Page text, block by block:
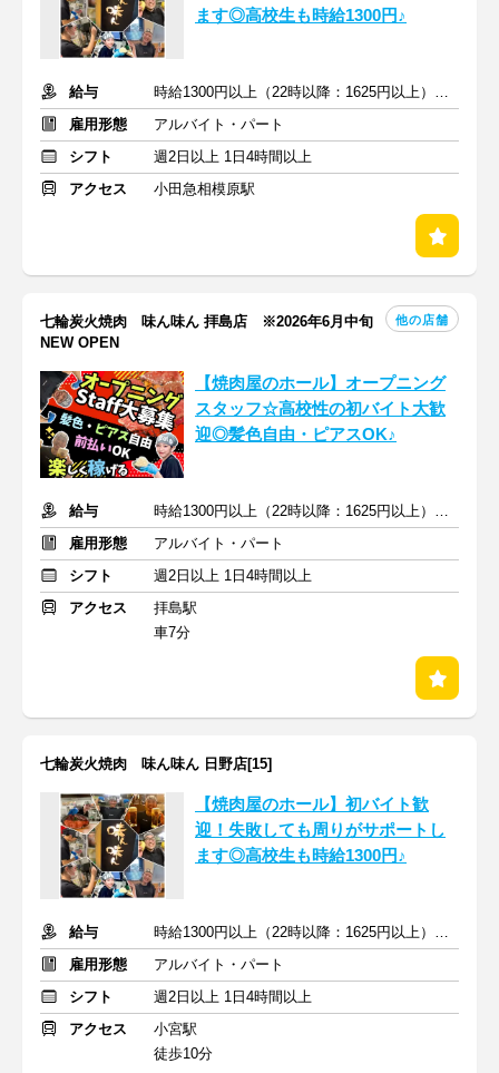
ます◎高校生も時給1300円♪
給与
時給1300円以上（22時以降：1625円以上）＋交通費支給
雇用形態
アルバイト・パート
シフト
週2日以上 1日4時間以上
アクセス
小田急相模原駅
七輪炭火焼肉 味ん味ん 拝島店 ※2026年6月中旬
NEW OPEN
他の店舗
【焼肉屋のホール】オープニング
スタッフ☆高校性の初バイト大歓
迎◎髪色自由・ピアスOK♪
給与
時給1300円以上（22時以降：1625円以上）＋交通費支給
雇用形態
アルバイト・パート
シフト
週2日以上 1日4時間以上
アクセス
拝島駅
車7分
七輪炭火焼肉 味ん味ん 日野店[15]
【焼肉屋のホール】初バイト歓
迎！失敗しても周りがサポートし
ます◎高校生も時給1300円♪
給与
時給1300円以上（22時以降：1625円以上）＋交通費支給
雇用形態
アルバイト・パート
シフト
週2日以上 1日4時間以上
アクセス
小宮駅
徒歩10分